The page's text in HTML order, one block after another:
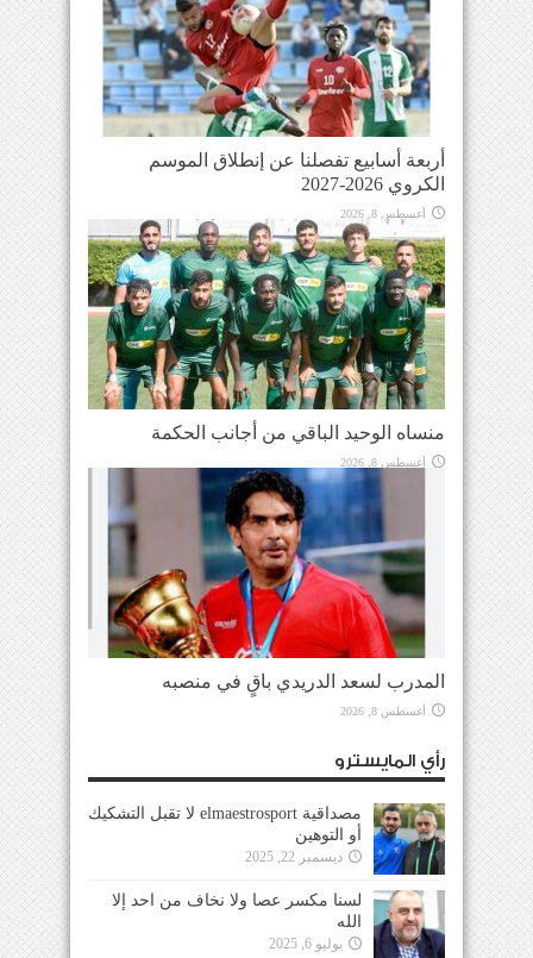
أربعة أسابيع تفصلنا عن إنطلاق الموسم
الكروي 2026-2027
أغسطس 8, 2026
منساه الوحيد الباقي من أجانب الحكمة
أغسطس 8, 2026
المدرب لسعد الدريدي باقٍ في منصبه
أغسطس 8, 2026
رأي المايسترو
مصداقية elmaestrosport لا تقبل التشكيك
أو التوهين
ديسمبر 22, 2025
لسنا مكسر عصا ولا نخاف من احد إلا
الله
يوليو 6, 2025